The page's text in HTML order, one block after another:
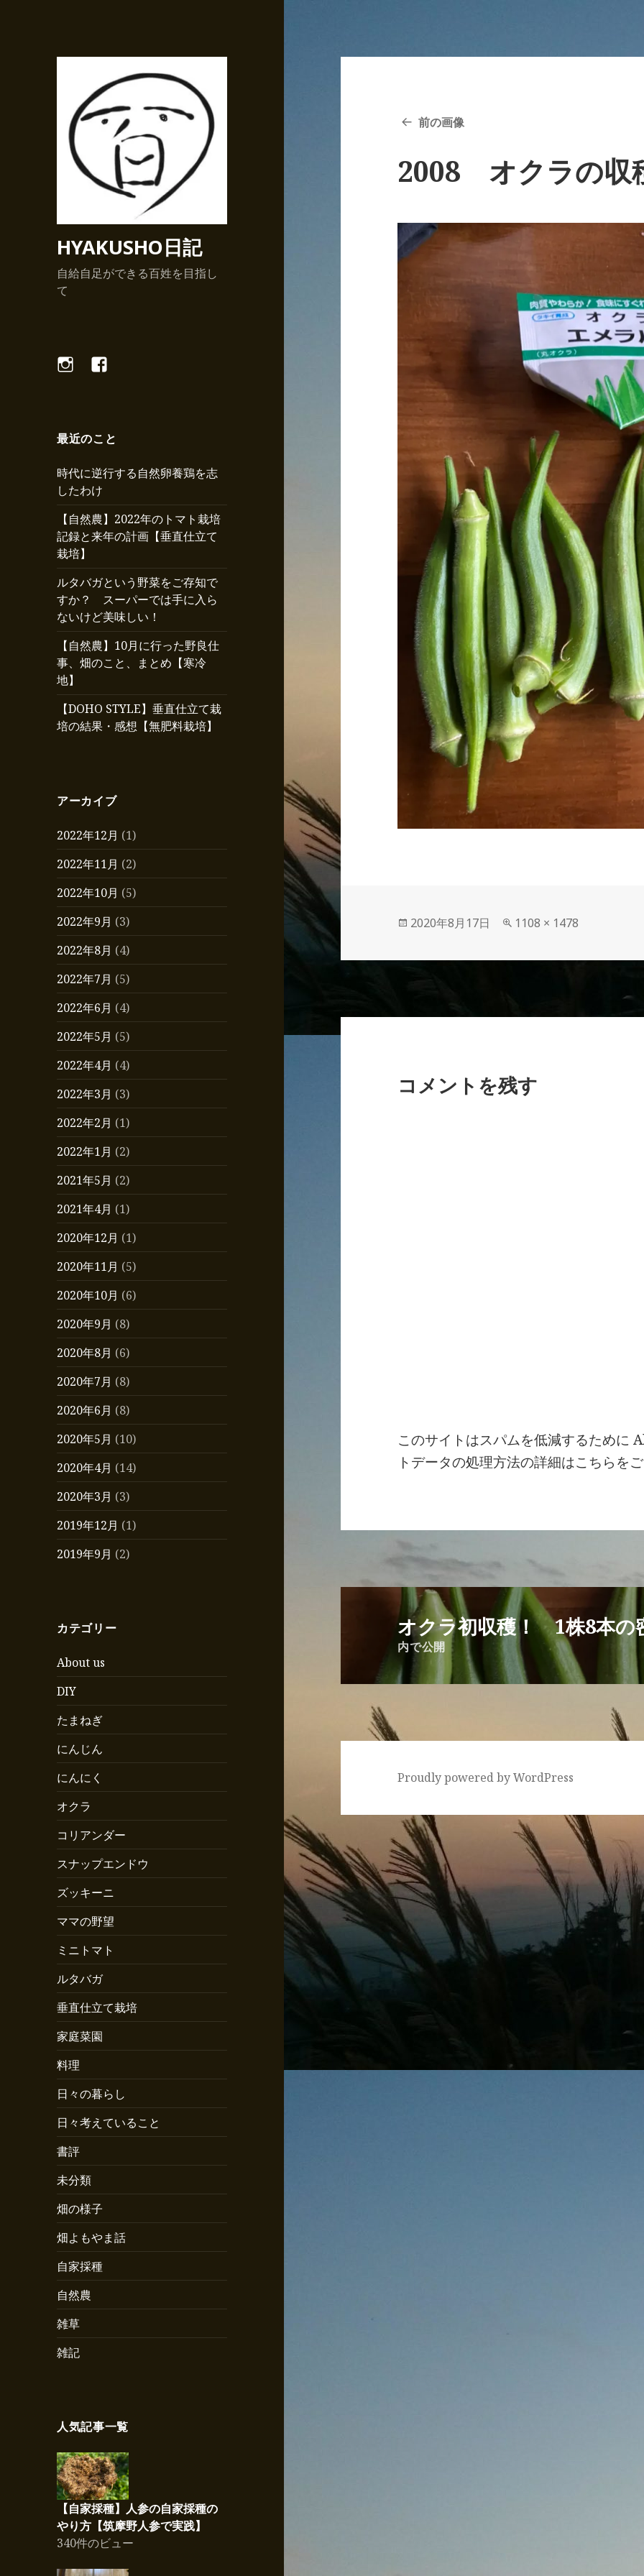
HYAKUSHO日記
自給自足ができる百姓を目指し
て
InstagramFacebook
最近のこと
時代に逆行する自然卵養鶏を志
したわけ
【自然農】2022年のトマト栽培
記録と来年の計画【垂直仕立て
栽培】
ルタバガという野菜をご存知で
すか？ スーパーでは手に入ら
ないけど美味しい！
【自然農】10月に行った野良仕
事、畑のこと、まとめ【寒冷
地】
【DOHO STYLE】垂直仕立て栽
培の結果・感想【無肥料栽培】
アーカイブ
2022年12月 (1)
2022年11月 (2)
2022年10月 (5)
2022年9月 (3)
2022年8月 (4)
2022年7月 (5)
2022年6月 (4)
2022年5月 (5)
2022年4月 (4)
2022年3月 (3)
2022年2月 (1)
2022年1月 (2)
2021年5月 (2)
2021年4月 (1)
2020年12月 (1)
2020年11月 (5)
2020年10月 (6)
2020年9月 (8)
2020年8月 (6)
2020年7月 (8)
2020年6月 (8)
2020年5月 (10)
2020年4月 (14)
2020年3月 (3)
2019年12月 (1)
2019年9月 (2)
カテゴリー
About us
DIY
たまねぎ
にんじん
にんにく
オクラ
コリアンダー
スナップエンドウ
ズッキーニ
ママの野望
ミニトマト
ルタバガ
垂直仕立て栽培
家庭菜園
料理
日々の暮らし
日々考えていること
書評
未分類
畑の様子
畑よもやま話
自家採種
自然農
雑草
雑記
人気記事一覧
【自家採種】人参の自家採種の
やり方【筑摩野人参で実践】
340件のビュー
前の画像
2008 オクラの収
投
日:
2020年8月17日
フ
サ
1108 × 1478
コメントを残す
このサイトはスパムを低減するために
トデータの処理方法の詳細はこちらを
ゲ
オクラ初収穫！ 1株8本の
内で公開
Proudly powered by WordPress